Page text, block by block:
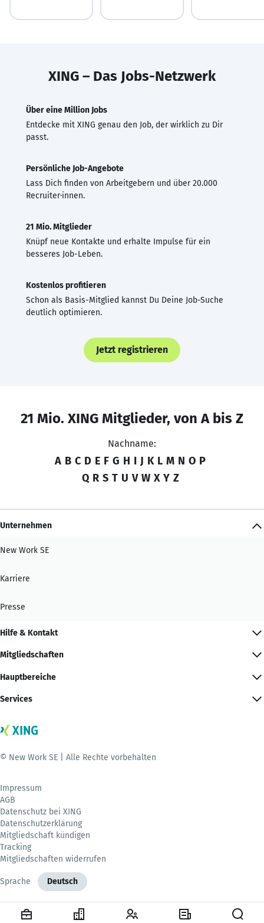
XING – Das Jobs-Netzwerk
Über eine Million Jobs
Entdecke mit XING genau den Job, der wirklich zu Dir
passt.
Persönliche Job-Angebote
Lass Dich finden von Arbeitgebern und über 20.000
Recruiter·innen.
21 Mio. Mitglieder
Knüpf neue Kontakte und erhalte Impulse für ein
besseres Job-Leben.
Kostenlos profitieren
Schon als Basis-Mitglied kannst Du Deine Job-Suche
deutlich optimieren.
Jetzt registrieren
21 Mio. XING Mitglieder, von A bis Z
Nachname:
A B C D E F G H I J K L M N O P
Q R S T U V W X Y Z
Unternehmen
New Work SE
Karriere
Presse
Hilfe & Kontakt
Mitgliedschaften
Hauptbereiche
Services
© New Work SE | Alle Rechte vorbehalten
Impressum
AGB
Datenschutz bei XING
Datenschutzerklärung
Mitgliedschaft kündigen
Tracking
Mitgliedschaften widerrufen
Sprache Deutsch